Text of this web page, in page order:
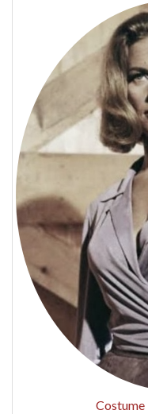
Costume